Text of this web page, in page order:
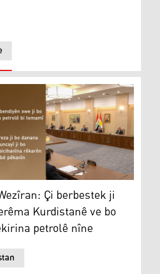
Çi berbestek ji aliyê
Çi berbestek ji
Kurdistanê ve bo
petrolê nîne